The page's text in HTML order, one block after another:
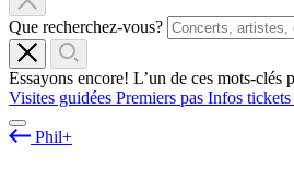
Que recherchez-vous?
Essayons encore! L’un de ces mots-clés
Visites guidées Premiers pas Infos tickets
Phil+